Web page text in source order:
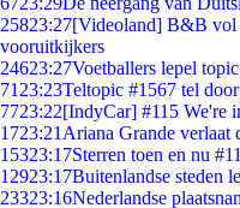
25823:27[Videoland] B&B vol
vooruitkijkers
24623:27Voetballers lepel
71 23:23Teltopic #1567 tel
7723:22[IndyCar] #115 We're
1723:21 Ariana Grande verlaat
15323:17Sterren toen en nu #11
12923:17Buitenlandse steden
23323:16Nederlandse